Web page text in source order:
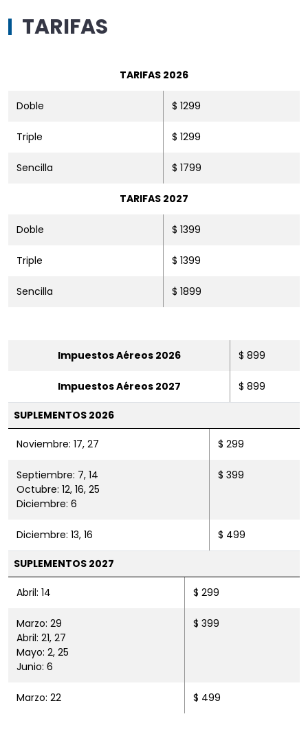
TARIFAS
TARIFAS 2026
Doble $ 1299
Triple $ 1299
Sencilla $ 1799
TARIFAS 2027
Doble $ 1399
Triple $ 1399
Sencilla $ 1899
Impuestos Aéreos 2026 $ 899
Impuestos Aéreos 2027 $ 899
SUPLEMENTOS 2026
Noviembre: 17, 27 $ 299
Septiembre: 7, 14
Octubre: 12, 16, 25
Diciembre: 6
$ 399
Diciembre: 13, 16 $ 499
SUPLEMENTOS 2027
Abril: 14 $ 299
Marzo: 29
Abril: 21, 27
Mayo: 2, 25
Junio: 6
$ 399
Marzo: 22 $ 499